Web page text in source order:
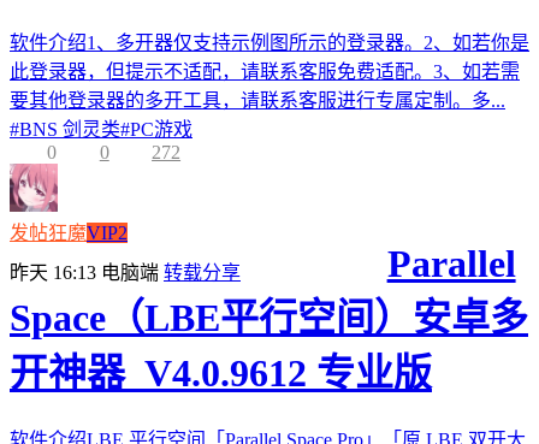
软件介绍1、多开器仅支持示例图所示的登录器。2、如若你是
此登录器，但提示不适配，请联系客服免费适配。3、如若需
要其他登录器的多开工具，请联系客服进行专属定制。多...
#BNS 剑灵类#PC游戏
0
0 272
发帖狂魔VIP2
昨天 16:13 电脑端 转载分享
Parallel
Space（LBE平行空间）安卓多
开神器_V4.0.9612 专业版
软件介绍LBE 平行空间「Parallel Space Pro」「原 LBE 双开大